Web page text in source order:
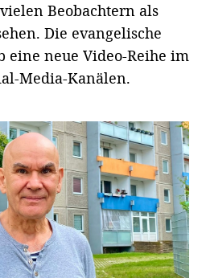
Beobachtern als
Die evangelische
eine neue Video-Reihe im
Media-Kanälen.